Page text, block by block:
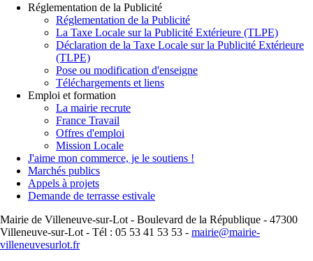
Réglementation de la Publicité
Réglementation de la Publicité
La Taxe Locale sur la Publicité Extérieure (TLPE)
Déclaration de la Taxe Locale sur la Publicité Extérieure
(TLPE)
Pose ou modification d'enseigne
Téléchargements et liens
Emploi et formation
La mairie recrute
France Travail
Offres d'emploi
Mission Locale
J'aime mon commerce, je le soutiens !
Marchés publics
Appels à projets
Demande de terrasse estivale
Mairie de Villeneuve-sur-Lot - Boulevard de la République - 47300
Villeneuve-sur-Lot - Tél : 05 53 41 53 53 - mairie@mairie-
villeneuvesurlot.fr